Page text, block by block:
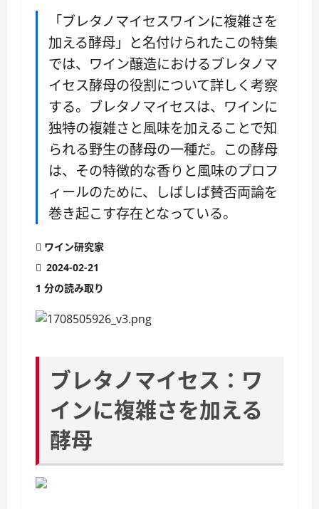
「ブレタノマイセスワインに複雑さを
加える酵母」と名付けられたこの特集
では、ワイン醸造におけるブレタノマ
イセス酵母の役割について詳しく考察
する。ブレタノマイセスは、ワインに
独特の複雑さと風味を加えることで知
られる野生の酵母の一種だ。この酵母
は、その特徴的な香りと風味のプロフ
ィールのために、しばしば賛否両論を
巻き起こす存在となっている。
ワイン研究家
2024-02-21
1 分の読み取り
ブレタノマイセス：ワ
インに複雑さを加える
酵母